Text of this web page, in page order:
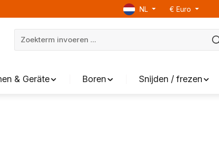
NL € Euro
& Geräte Boren Snijden / frezen